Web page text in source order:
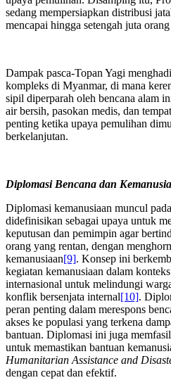
sedang mempersiapkan distribusi
mencapai hingga setengah juta
Dampak pasca-Topan Yagi
kompleks di Myanmar, di mana
sipil diperparah oleh bencana alam
air bersih, pasokan medis, dan
penting ketika upaya pemulihan
berkelanjutan.
Diplomasi Bencana dan
Diplomasi kemanusiaan muncul
didefinisikan sebagai upaya untuk
keputusan dan pemimpin agar
orang yang rentan, dengan
kemanusiaan[9]. Konsep ini
kegiatan kemanusiaan dalam
internasional untuk melindungi
konflik bersenjata internal[10].
peran penting dalam merespons
akses ke populasi yang terkena
bantuan. Diplomasi ini juga
untuk memastikan bantuan
Humanitarian Assistance and
dengan cepat dan efektif.